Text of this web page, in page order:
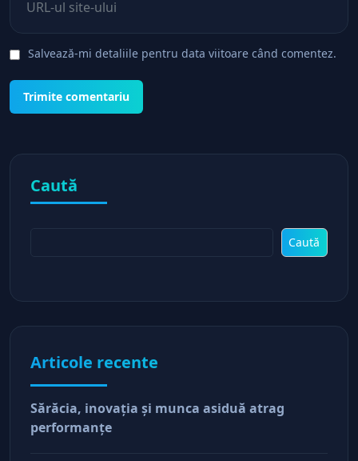
Salvează-mi detaliile pentru data viitoare când comentez.
Caută
Caută
Articole recente
Sărăcia, inovaţia şi munca asiduă atrag
performanţe